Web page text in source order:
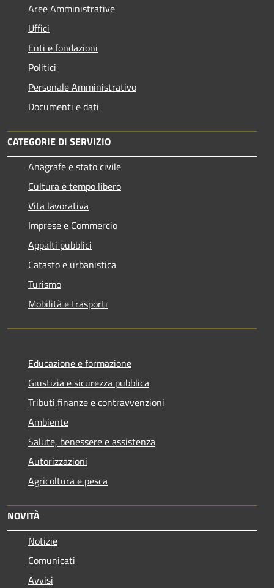
Aree Amministrative
Uffici
Enti e fondazioni
Politici
Personale Amministrativo
Documenti e dati
CATEGORIE DI SERVIZIO
Anagrafe e stato civile
Cultura e tempo libero
Vita lavorativa
Imprese e Commercio
Appalti pubblici
Catasto e urbanistica
Turismo
Mobilità e trasporti
Educazione e formazione
Giustizia e sicurezza pubblica
Tributi,finanze e contravvenzioni
Ambiente
Salute, benessere e assistenza
Autorizzazioni
Agricoltura e pesca
NOVITÀ
Notizie
Comunicati
Avvisi